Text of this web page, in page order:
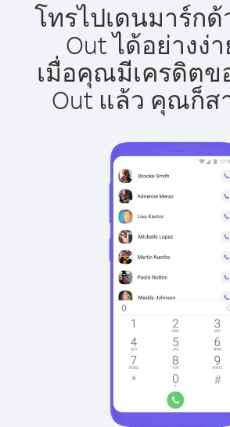
โทรไปเดนมาร์กด้
Out ได้อย่างง่
เมื่อคุณมีเครดิตข
Out แล้ว คุณก็ส